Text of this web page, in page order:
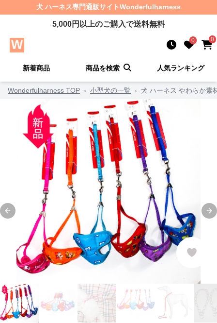
犬 ハーネス専門通販サイトWonderfulharness
5,000円以上のご購入で送料無料
0 0
新着商品 商品を検索 人気ランキング
Wonderfulharness TOP › 小型犬の一覧 › 犬 ハーネス やわらか素
Previous slide